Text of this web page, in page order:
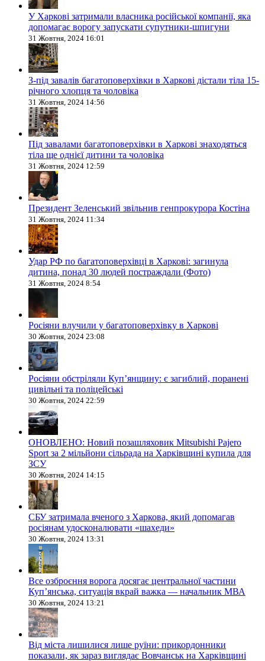
У Харкові затримали власника російської компанії, яка
допомагає ворогу запускати супутники-шпигуни
31 Жовтня, 2024 16:01
З-під завалів багатоповерхівки в Харкові дістали тіла 15-
річного хлопця та чоловіка
31 Жовтня, 2024 14:56
Під завалами багатоповерхівки в Харкові знаходяться
тіла ще однієї дитини та чоловіка
31 Жовтня, 2024 12:59
Президент Зеленський звільнив генпрокурора Костіна
31 Жовтня, 2024 11:34
Удар РФ по багатоповерхівці в Харкові: загинула
дитина, понад 30 людей постраждали (Фото)
31 Жовтня, 2024 8:54
Росіяни влучили у багатоповерхівку в Харкові
30 Жовтня, 2024 23:08
Росіяни обстріляли Купʼянщину: є загиблий, поранені
цивільні та поліцейські
30 Жовтня, 2024 22:59
ОНОВЛЕНО: Новий позашляховик Mitsubishi Pajero
Sport за 2 мільйони сільрада на Харківщині купила для
ЗСУ
30 Жовтня, 2024 14:15
СБУ затримала вченого з Харкова, який допомагав
росіянам удосконалювати «шахеди»
30 Жовтня, 2024 13:31
Все озброєння ворога досягає центральної частини
Куп’янська, ситуація вкрай важка — начальник МВА
30 Жовтня, 2024 13:21
Від міста лишилися лише руїни: прикордонники
показали, як зараз виглядає Вовчанськ на Харківщині